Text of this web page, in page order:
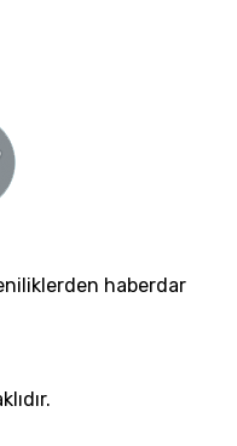
haberdar